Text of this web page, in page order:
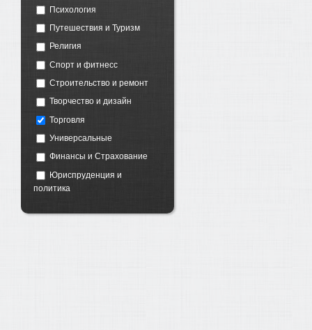
Психология
Путешествия и Туризм
Религия
Спорт и фитнесс
Строительство и ремонт
Творчество и дизайн
Торговля
Универсальные
Финансы и Страхование
Юриспруденция и
политика